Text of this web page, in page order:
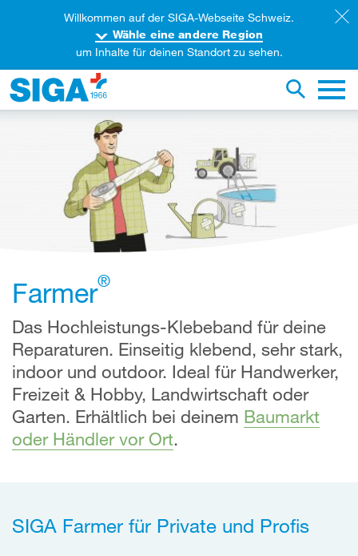
Suche
Webseite durchsuchen
Farmer®
Das Hochleistungs-Klebeband für deine
Reparaturen. Einseitig klebend, sehr stark,
indoor und outdoor. Ideal für Handwerker,
Freizeit & Hobby, Landwirtschaft oder
Garten. Erhältlich bei deinem Baumarkt
oder Händler vor Ort.
SIGA Farmer für Private und Profis
Willkommen auf der SIGA-Webseite Schweiz.
Wähle eine andere Region
um Inhalte für deinen Standort zu sehen.